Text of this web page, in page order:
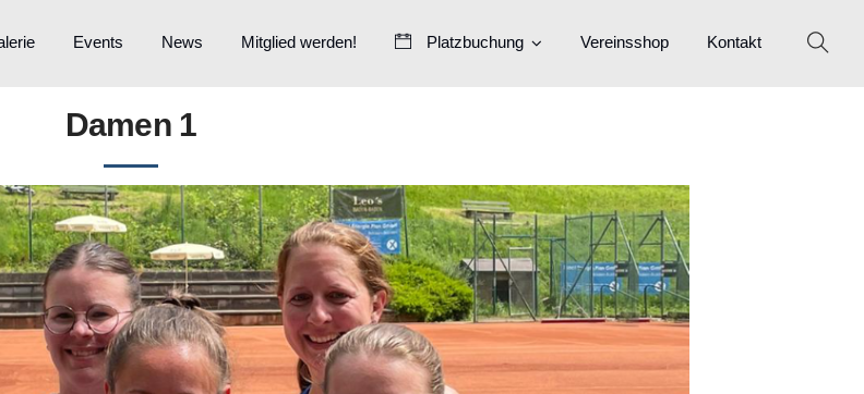
Events News Mitglied werden! Platzbuchung Vereinsshop Kontakt
Damen 1